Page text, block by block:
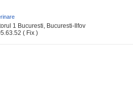
1 Bucuresti, Bucuresti-Ilfov
( Fix )